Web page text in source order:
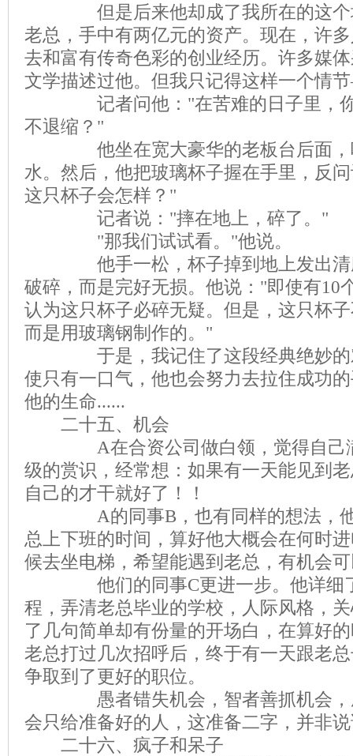
但是后来他却成了我所在的这个
老总，手中有两亿元的资产。现在，许
去和富有传奇色彩的创业经历。许多媒
文学描述过他。但我只记得这样一个情
记者问他："在苦难的日子里，你
不退缩？"
他坐在宽大豪华的老板台后面，
水。然后，他把玻璃杯子握在手里，反
这只杯子会怎样？"
记者说："摔在地上，碎了。"
"那我们试试看。"他说。
他手一松，杯子掉到地上发出清
破碎，而是完好无损。他说："即使有10
认为这只杯子必碎无疑。但是，这只杯
而是用玻璃钢制作的。"
于是，我记住了这段经典绝妙的
使只有一口气，他也会努力去拉住成功
他的生命......
二十五、机会
A在合资公司做白领，觉得自己满
级的赏识，经常想：如果有一天能见到
自己的才干就好了！！
A的同事B，也有同样的想法，他
总上下班的时间，算好他大概会在何时
候去坐电梯，希望能遇到老总，有机会
他们的同事C更进一步。他详细了
程，弄清老总毕业的学校，人际风格，
了几句简单却有份量的开场白，在算好
老总打过几次招呼后，终于有一天跟老
争取到了更好的职位。
愚者错失机会，智者善抓机会，
会只给准备好的人，这准备二字，并非
二十六、疯子和呆子